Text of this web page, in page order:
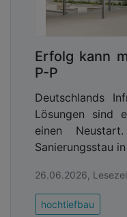
Erfolg kann
P-P
Deutschlands
Lösungen sind
einen
Sanierungsstau
26.06.2026,
hochtiefbau